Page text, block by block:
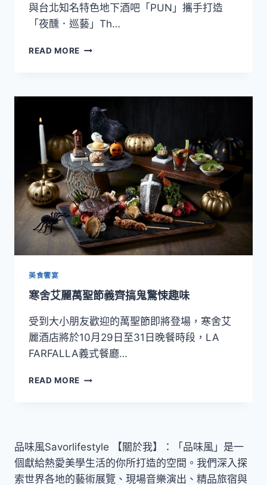
夏」
茶
暢
與台北知名特色地下酒吧「PUN」攜手打造
「夜醺．巡藝」Th…
READ MORE
酒
麗
激
盪
寒
舍
艾
麗
「夜
醺．
巡
X
聯
名
藝
術
美食饗宴
寒舍艾麗萬聖節義齊搞鬼驚悚趣味
受到大小朋友歡迎的萬聖節即將登場，寒舍艾
麗酒店將於10月29日至31日晚餐時段，LA
FARFALLA義式餐廳…
READ MORE 寒
節
義
齊
品味風Savorlifestyle 【關於我】：「品味風」是一
個獻給熱愛美學生活的你所打造的空間。我們深入探
索世界各地的藝術展覽、現場音樂演出、精品旅宿與